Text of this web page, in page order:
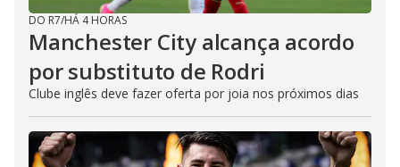
DO R7/HÁ 4 HORAS
Manchester City alcança acordo
por substituto de Rodri
Clube inglês deve fazer oferta por joia nos próximos dias